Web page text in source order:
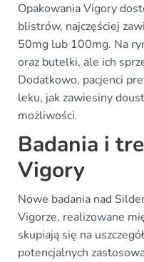
Opakowania Vigory
blistrów, najczęściej
50mg lub 100mg. Na
oraz butelki, ale ich
Dodatkowo, pacjenci
leku, jak zawiesiny
możliwości.
Badania i
Vigory
Nowe badania nad
Vigorze, realizowane
skupiają się na
potencjalnych